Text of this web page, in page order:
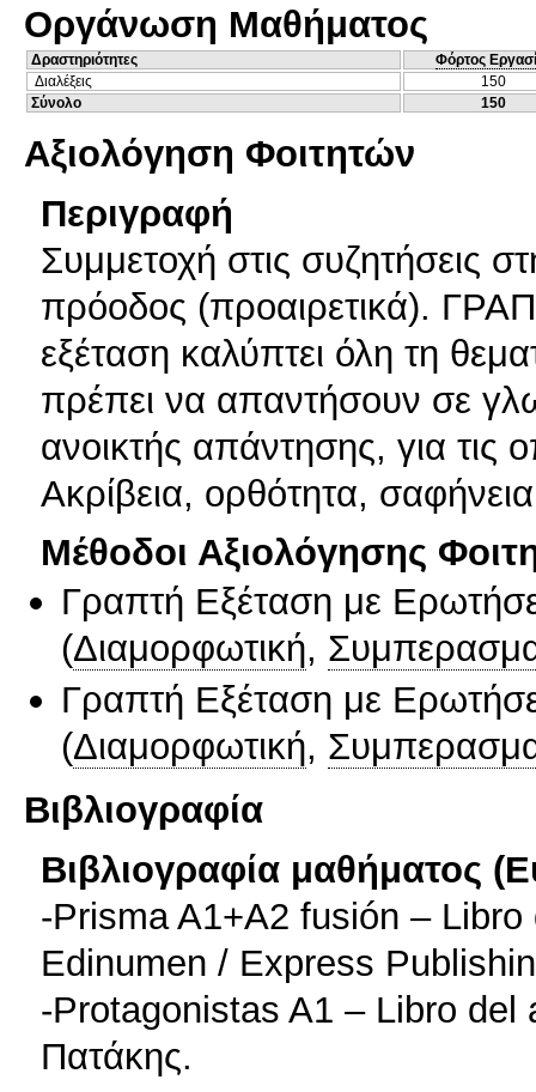
Οργάνωση Μαθήματος
Δραστηριότητες
Φόρτος
Διαλέξεις
150
Σύνολο
150
Αξιολόγηση Φοιτητών
Περιγραφή
Συμμετοχή στις συζητήσεις
πρόοδος (προαιρετικά).
εξέταση καλύπτει όλη τη
πρέπει να απαντήσουν σε
ανοικτής απάντησης, για τις
Ακρίβεια, ορθότητα,
Μέθοδοι Αξιολόγησης
Γραπτή Εξέταση με
(Διαμορφωτική,
Γραπτή Εξέταση με
(Διαμορφωτική,
Βιβλιογραφία
Βιβλιογραφία μαθήματος
-Prisma A1+A2 fusión –
Edinumen / Express
-Protagonistas A1 – Libro
Πατάκης.